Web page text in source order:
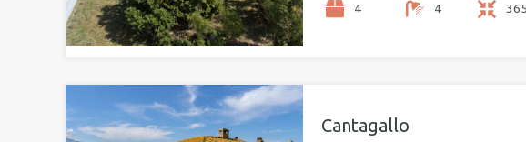
4 4
Cantagallo